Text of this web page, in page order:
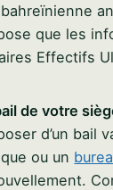
que les
Effectifs
de votre
d’un bail
ou un